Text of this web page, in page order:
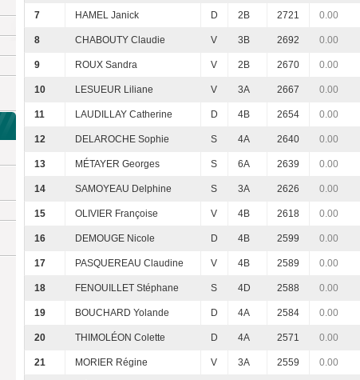
7 HAMEL Janick D 2B 2721 0.00
8 CHABOUTY Claudie V 3B 2692 0.00
9 ROUX Sandra V 2B 2670 0.00
10 LESUEUR Liliane V 3A 2667 0.00
11 LAUDILLAY Catherine D 4B 2654 0.00
12 DELAROCHE Sophie S 4A 2640 0.00
13 MÉTAYER Georges S 6A 2639 0.00
14 SAMOYEAU Delphine S 3A 2626 0.00
15 OLIVIER Françoise V 4B 2618 0.00
16 DEMOUGE Nicole D 4B 2599 0.00
17 PASQUEREAU Claudine V 4B 2589 0.00
18 FENOUILLET Stéphane S 4D 2588 0.00
19 BOUCHARD Yolande D 4A 2584 0.00
20 THIMOLÉON Colette D 4A 2571 0.00
21 MORIER Régine V 3A 2559 0.00